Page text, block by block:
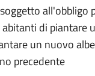
di piantare
un nuovo
precedente